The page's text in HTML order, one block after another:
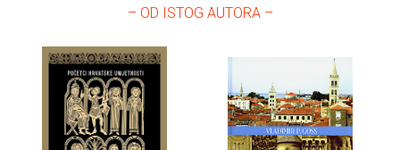
– OD ISTOG AUTORA –